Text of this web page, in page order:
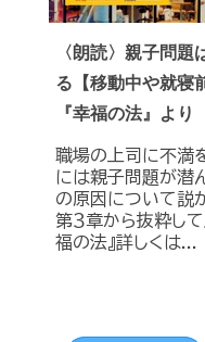
〈朗読〉親子問
る【移動中や就寝
『幸福の法』より
職場の上司に不満
には親子問題が潜
の原因について説
第３章から抜粋し
福の法』詳しくは...